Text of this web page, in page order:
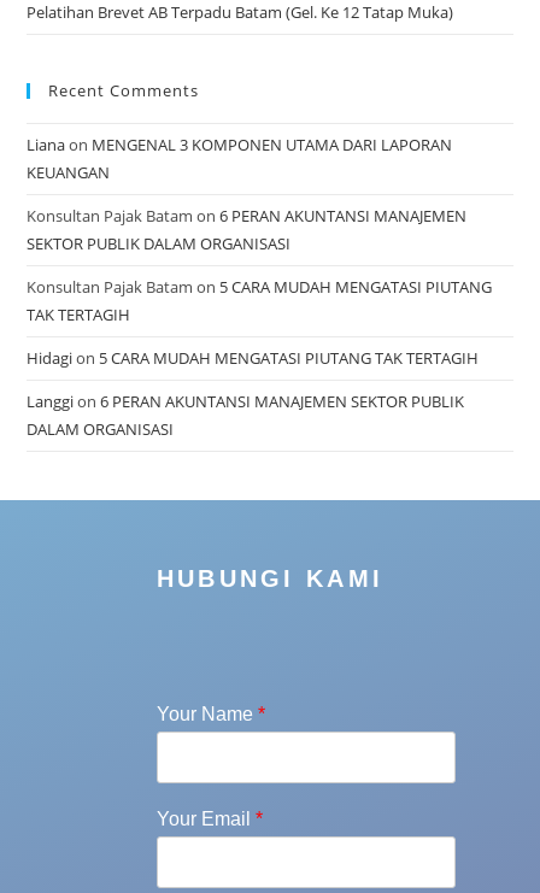
Pelatihan Brevet AB Terpadu Batam (Gel. Ke 12 Tatap Muka)
Recent Comments
Lianaon MENGENAL 3 KOMPONEN UTAMA DARI LAPORAN
KEUANGAN
Konsultan Pajak Batam on6 PERAN AKUNTANSI MANAJEMEN
SEKTOR PUBLIK DALAM ORGANISASI
Konsultan Pajak Batam on 5 CARA MUDAH MENGATASI PIUTANG
TAK TERTAGIH
Hidagion 5 CARA MUDAH MENGATASI PIUTANG TAK TERTAGIH
Langgion6 PERAN AKUNTANSI MANAJEMEN SEKTOR PUBLIK
DALAM ORGANISASI
HUBUNGI KAMI
Your Name *
Your Email *